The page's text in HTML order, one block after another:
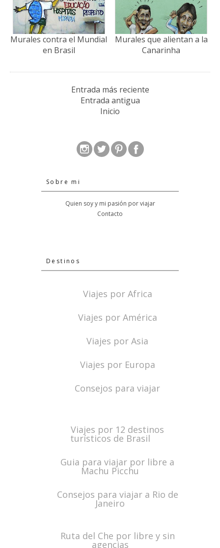
Murales contra el Mundial
en Brasil
Murales que alientan a la
Canarinha
Entrada más reciente
Entrada antigua
Inicio
Sobre mi
Quien soy y mi pasión por viajar
Contacto
Destinos
Viajes por Africa
Viajes por América
Viajes por Asia
Viajes por Europa
Consejos para viajar
Viajes por 12 destinos
turísticos de Brasil
Guia para viajar por libre a
Machu Picchu
Consejos para viajar a Rio de
Janeiro
Ruta del Che por libre y sin
agencias